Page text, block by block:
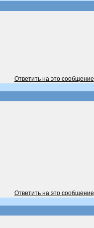
Ответить на это сообщение
Ответить на это сообщение